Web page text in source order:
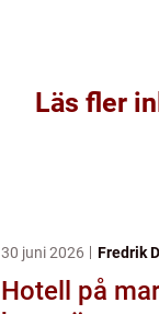
Läs fler
30 juni 2026 Fredrik
Hotell på